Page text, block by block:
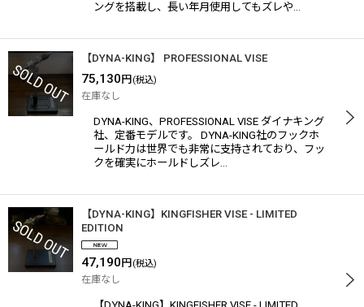
ングを搭載し、長い年月使用してもズレや…
【DYNA-KING】 PROFESSIONAL VISE
75,130 円 (税込)
在庫なし
DYNA-KING、PROFESSIONAL VISE ダイナキング
社、定番モデルです。 DYNA-KING社のフックホ
ールド力は世界でも非常に支持されており、フッ
クを確実にホールドしズレ…
【DYNA-KING】KINGFISHER VISE - LIMITED
EDITION
47,190 円 (税込)
在庫なし